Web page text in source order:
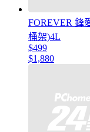
FOREVER 鋒
桶架)4L
$499
$1,880